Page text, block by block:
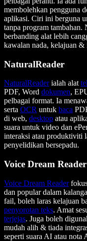
membolehkan pengguna
aplikasi. Ciri ini berguna
tanpa program tambahan.
berbanding alat lebih
kawalan nada, kelajuan &
NaturalReader
NaturalReaderialah alat
PDF, Word dokumen,
pelbagai format. Ia
serta OCR untuk baca
di web, desktop atau
suara untuk video dan
interaksi atau produktiviti
penyelidikan bersepadu.
Voice Dream Reader
Voice Dream Reader
dan popular dalam
fail, boleh laras kelajuan
penyorotan teks. Amat
terjejas. Juga boleh
mudah alih & tiada
seperti suara AI atau nota